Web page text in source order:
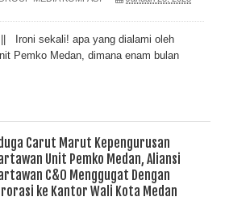
sekali! apa yang dialami oleh
Pemko Medan, dimana enam bulan
Carut Marut Kepengurusan
Unit Pemko Medan, Aliansi
C&O Menggugat Dengan
ke Kantor Wali Kota Medan